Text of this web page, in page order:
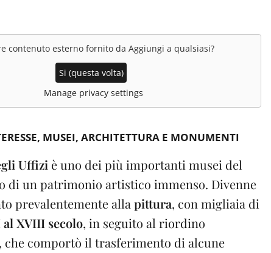
contenuto esterno fornito da Aggiungi a qualsiasi?
Si (questa volta)
Manage privacy settings
MUSEI ARCHITETTURA E MONUMENTI
Uffizi è uno dei più importanti musei del
di un patrimonio artistico immenso. Divenne
prevalentemente allapittura, con migliaia di
XVIII secolo, in seguito al riordino
che comportò il trasferimento di alcune